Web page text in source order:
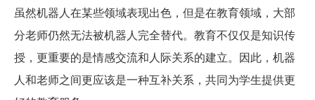
虽然机器人在某些领域表现出色，但是在教育领域，大部
分老师仍然无法被机器人完全替代。教育不仅仅是知识传
授，更重要的是情感交流和人际关系的建立。因此，机器
人和老师之间更应该是一种互补关系，共同为学生提供更